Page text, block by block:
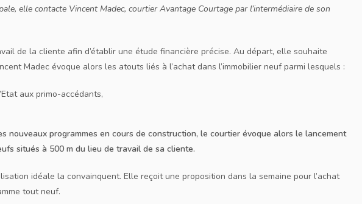
elle contacte Vincent Madec, courtier Avantage Courtage par l’intermédiaire de son
de la cliente afin d’établir une étude financière précise. Au départ, elle souhaite
Madec évoque alors les atouts liés à l’achat dans l’immobilier neuf parmi lesquels :
aux primo-accédants,
nouveaux programmes en cours de construction, le courtier évoque alors le lancement
situés à 500 m du lieu de travail de sa cliente.
idéale la convainquent. Elle reçoit une proposition dans la semaine pour l’achat
tout neuf.